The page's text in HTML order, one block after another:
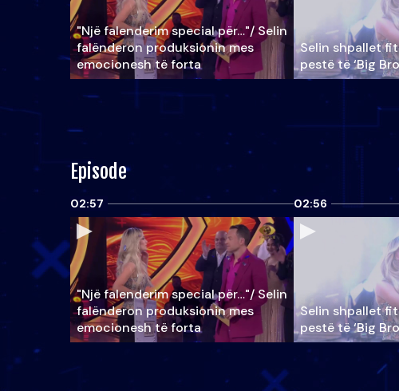
"Një falenderim special për…"/ Selin
falënderon produksionin mes
emocionesh të forta
Selin shpallet
pestë të ‘Big
Episode
02:57
"Një falenderim special për…"/ Selin
falënderon produksionin mes
emocionesh të forta
02:56
Selin shpallet
pestë të ‘Big